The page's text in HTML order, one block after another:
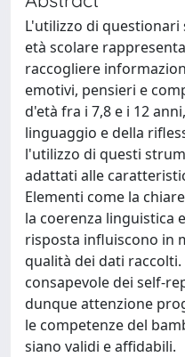
L'utilizzo di
età scolare
raccogliere
emotivi, pensieri e
d'età fra i 7,8 e i 12
linguaggio e della
l'utilizzo di questi
adattati alle
Elementi come la
la coerenza linguistica
risposta influiscono in
qualità dei dati
consapevole dei self-
dunque attenzione
le competenze del
siano validi e affidabili.